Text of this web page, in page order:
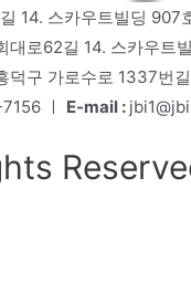
14. 스카우트빌딩 907
대로62길 14. 스카우트
덕구 가로수로 1337번
ㅣ E-mail :